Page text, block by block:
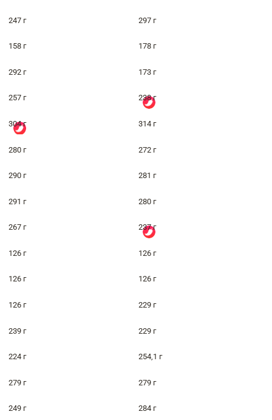
247 г 297 г
158 г 178 г
292 г 173 г
257 г 238 г
304 г 314 г
280 г 272 г
290 г 281 г
291 г 280 г
267 г 237 г
126 г 126 г
126 г 126 г
126 г 229 г
239 г 229 г
224 г 254,1 г
279 г 279 г
249 г 284 г